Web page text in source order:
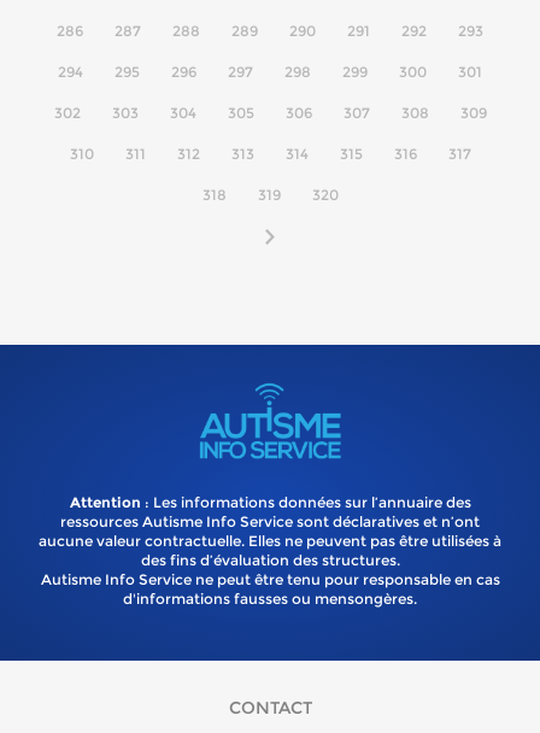
286 287 288 289 290 291 292 293
294 295 296 297 298 299 300 301
302 303 304 305 306 307 308 309
310 311 312 313 314 315 316 317
318 319 320
Attention : Les informations données sur l’annuaire des
ressources Autisme Info Service sont déclaratives et n’ont
aucune valeur contractuelle. Elles ne peuvent pas être utilisées à
des fins d’évaluation des structures.
Autisme Info Service ne peut être tenu pour responsable en cas
d'informations fausses ou mensongères.
CONTACT